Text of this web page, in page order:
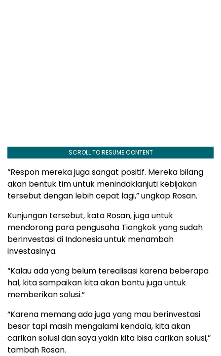
SCROLL TO RESUME CONTENT
“Respon mereka juga sangat positif. Mereka bilang
akan bentuk tim untuk menindaklanjuti kebijakan
tersebut dengan lebih cepat lagi,” ungkap Rosan.
Kunjungan tersebut, kata Rosan, juga untuk
mendorong para pengusaha Tiongkok yang sudah
berinvestasi di Indonesia untuk menambah
investasinya.
“Kalau ada yang belum terealisasi karena beberapa
hal, kita sampaikan kita akan bantu juga untuk
memberikan solusi.”
“Karena memang ada juga yang mau berinvestasi
besar tapi masih mengalami kendala, kita akan
carikan solusi dan saya yakin kita bisa carikan solusi,”
tambah Rosan.